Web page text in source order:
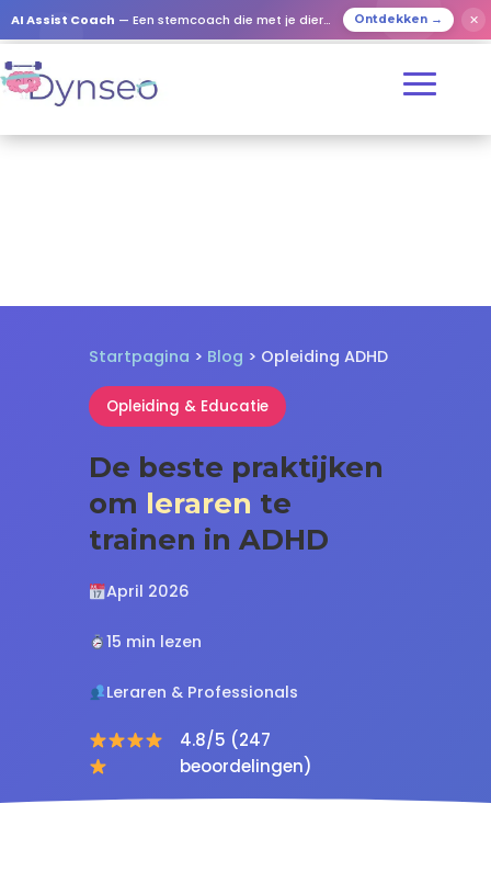
AI Assist Coach — Een stemcoach die met je dierbaren speelt Ontdekken → ✕
Startpagina > Blog > Opleiding ADHD
Opleiding & Educatie
De beste praktijken
om leraren te
trainen in ADHD
April 2026
15 min lezen
Leraren & Professionals
4.8/5 (247
beoordelingen)